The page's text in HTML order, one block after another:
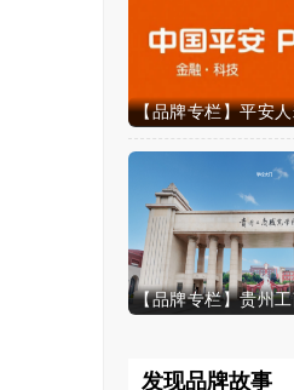
【品牌专栏】平安
【品牌专栏】贵州
发现品牌故事